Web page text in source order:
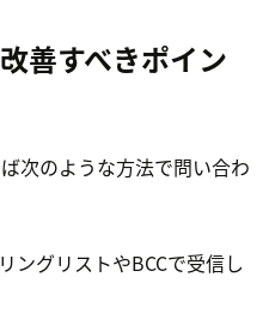
善すべきポイン
次のような方法で問い合わ
グリストやBCCで受信し